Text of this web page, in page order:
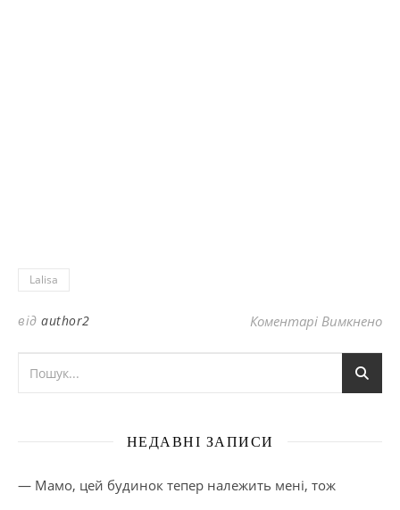
Lalisa
від author2 Коментарі Вимкненодо
НЕДАВНІ ЗАПИСИ
— Мамо, цей будинок тепер належить мені, тож